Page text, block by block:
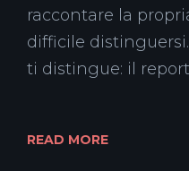
raccontare la
difficile
ti distingue: il
READ MORE